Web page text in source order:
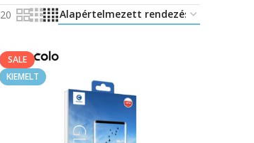
20
SALE
KIEMELT